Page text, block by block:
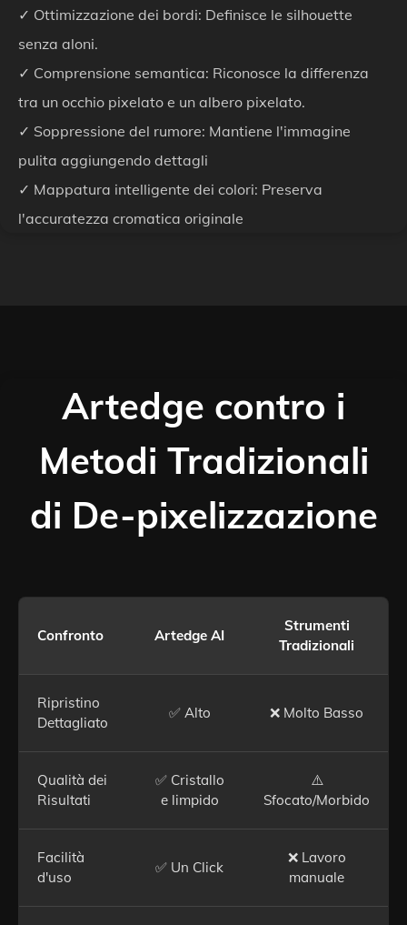
✓ Ottimizzazione dei bordi: Definisce le silhouette
senza aloni.
✓ Comprensione semantica: Riconosce la differenza
tra un occhio pixelato e un albero pixelato.
✓ Soppressione del rumore: Mantiene l'immagine
pulita aggiungendo dettagli
✓ Mappatura intelligente dei colori: Preserva
l'accuratezza cromatica originale
Artedge contro i
Metodi Tradizionali
di De-pixelizzazione
Confronto Artedge AI
Strumenti
Tradizionali
Ripristino
Dettagliato
✅ Alto ❌ Molto Basso
Qualità dei
Risultati
✅ Cristallo
e limpido
⚠️
Sfocato/Morbido
Facilità
d'uso
✅ Un Click
❌ Lavoro
manuale